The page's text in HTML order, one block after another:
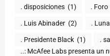
. disposiciones (1) . Foro
. Luis Abinader (2) . Luna
. Presidente Black (1) .
..: McAfee Labs presenta un